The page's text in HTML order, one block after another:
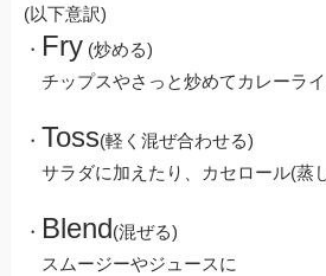
(以下意訳)
・ Fry (炒める)
チップスやさっと炒めてカレーライ
・ Toss(軽く混ぜ合わせる)
サラダに加えたり、カセロール(蒸
・ Blend(混ぜる)
スムージーやジュースに